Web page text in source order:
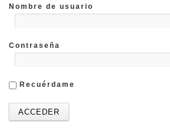
Nombre de usuario
Contraseña
Recuérdame